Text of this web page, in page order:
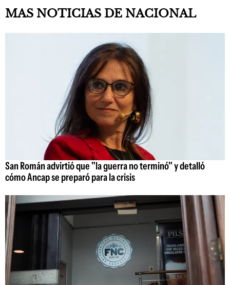
MAS NOTICIAS DE NACIONAL
San Román advirtió que "la guerra no terminó" y detalló
cómo Ancap se preparó para la crisis